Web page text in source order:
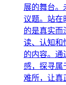
展的舞台。
议题。站在
的是真实而
读、认知和
的内容。通
感，探寻属
难所，让真